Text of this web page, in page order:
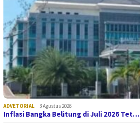
ADVETORIAL 3 Agustus 2026
Inflasi Bangka Belitung di Juli 2026 Tet…